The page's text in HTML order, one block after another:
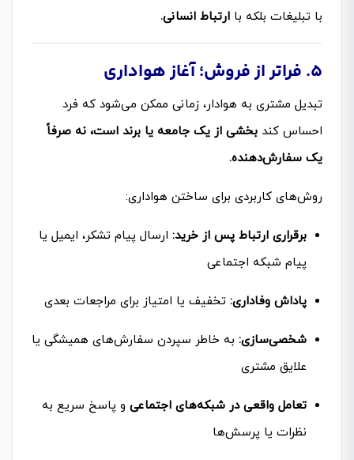
با تبلیغات بلکه با ارتباط انسانی.
۵. فراتر از فروش؛ آغاز هواداری
تبدیل مشتری به هوادار، زمانی ممکن می‌شود که فرد
احساس کند بخشی از یک جامعه یا برند است، نه صرفاً
یک سفارش‌دهنده.
روش‌های کاربردی برای ساختن هواداری:
برقراری ارتباط پس از خرید: ارسال پیام تشکر، ایمیل یا
پیام شبکه اجتماعی
پاداش وفاداری: تخفیف‌ یا امتیاز برای مراجعات بعدی
شخصی‌سازی: به خاطر سپردن سفارش‌های همیشگی یا
علایق مشتری
تعامل واقعی در شبکه‌های اجتماعی و پاسخ سریع به
نظرات یا پرسش‌ها